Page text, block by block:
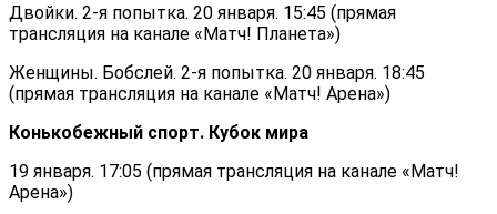
Двойки. 2-я попытка. 20 января. 15:45 (прямая
трансляция на канале «Матч! Планета»)
Женщины. Бобслей. 2-я попытка. 20 января. 18:45
(прямая трансляция на канале «Матч! Арена»)
Конькобежный спорт. Кубок мира
19 января. 17:05 (прямая трансляция на канале «Матч!
Арена»)